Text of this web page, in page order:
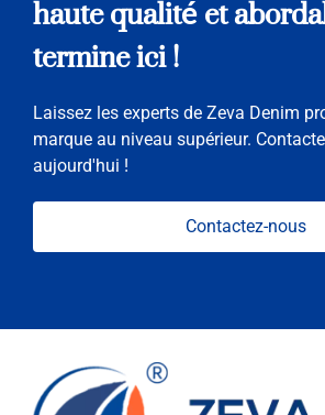
termine ici !
Laissez les experts de Zeva Denim
marque au niveau supérieur.
aujourd'hui !
Contactez-nous